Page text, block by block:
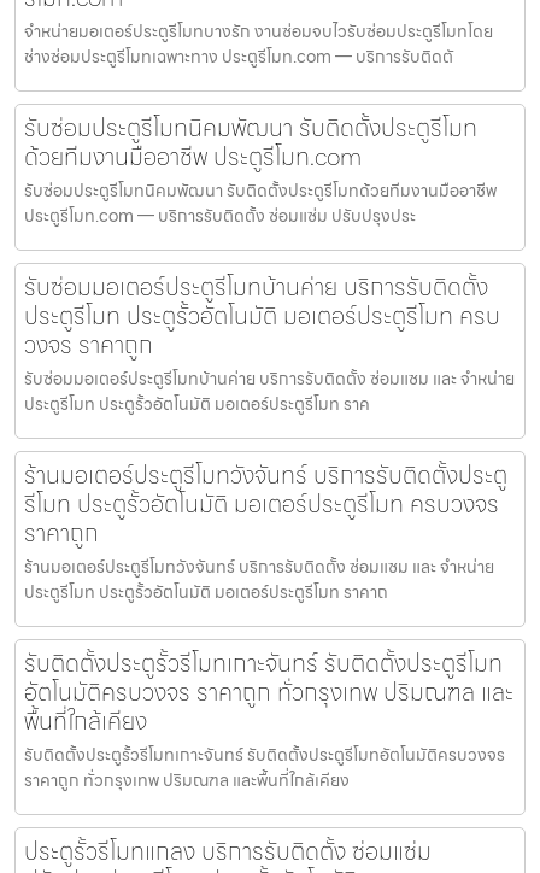
จำหน่ายมอเตอร์ประตูรีโมทบางรัก งานซ่อมจบไวรับซ่อมประตูรีโมทโดย
ช่างซ่อมประตูรีโมทเฉพาะทาง ประตูรีโมท.com — บริการรับติดตั
รับซ่อมประตูรีโมทนิคมพัฒนา รับติดตั้งประตูรีโมท
ด้วยทีมงานมืออาชีพ ประตูรีโมท.com
รับซ่อมประตูรีโมทนิคมพัฒนา รับติดตั้งประตูรีโมทด้วยทีมงานมืออาชีพ
ประตูรีโมท.com — บริการรับติดตั้ง ซ่อมแซ่ม ปรับปรุงประ
รับซ่อมมอเตอร์ประตูรีโมทบ้านค่าย บริการรับติดตั้ง
ประตูรีโมท ประตูรั้วอัตโนมัติ มอเตอร์ประตูรีโมท ครบ
วงจร ราคาถูก
รับซ่อมมอเตอร์ประตูรีโมทบ้านค่าย บริการรับติดตั้ง ซ่อมแซม และ จำหน่าย
ประตูรีโมท ประตูรั้วอัตโนมัติ มอเตอร์ประตูรีโมท ราค
ร้านมอเตอร์ประตูรีโมทวังจันทร์ บริการรับติดตั้งประตู
รีโมท ประตูรั้วอัตโนมัติ มอเตอร์ประตูรีโมท ครบวงจร
ราคาถูก
ร้านมอเตอร์ประตูรีโมทวังจันทร์ บริการรับติดตั้ง ซ่อมแซม และ จำหน่าย
ประตูรีโมท ประตูรั้วอัตโนมัติ มอเตอร์ประตูรีโมท ราคาถ
รับติดตั้งประตูรั้วรีโมทเกาะจันทร์ รับติดตั้งประตูรีโมท
อัตโนมัติครบวงจร ราคาถูก ทั่วกรุงเทพ ปริมณฑล และ
พื้นที่ใกล้เคียง
รับติดตั้งประตูรั้วรีโมทเกาะจันทร์ รับติดตั้งประตูรีโมทอัตโนมัติครบวงจร
ราคาถูก ทั่วกรุงเทพ ปริมณฑล และพื้นที่ใกล้เคียง
ประตูรั้วรีโมทแกลง บริการรับติดตั้ง ซ่อมแซ่ม